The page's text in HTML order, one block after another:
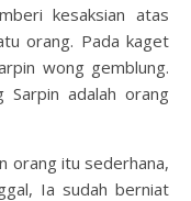
kesaksian atas
orang. Pada kaget
wong gemblung.
Sarpin adalah orang
orang itu sederhana,
Ia sudah berniat